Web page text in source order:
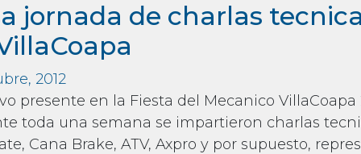
jornada de charlas
2012
presente en la Fiesta del Mecanico VillaCoapa
toda una semana se impartieron charlas
Cana Brake, ATV, Axpro y por supuesto,